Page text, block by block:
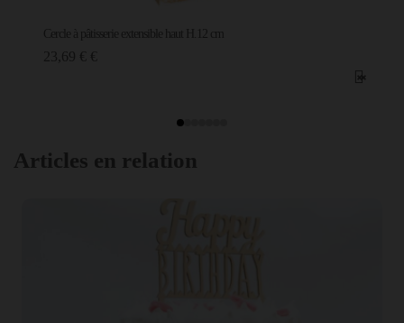
Cercle à pâtisserie extensible haut H.12 cm
23,69 € €
Articles en relation